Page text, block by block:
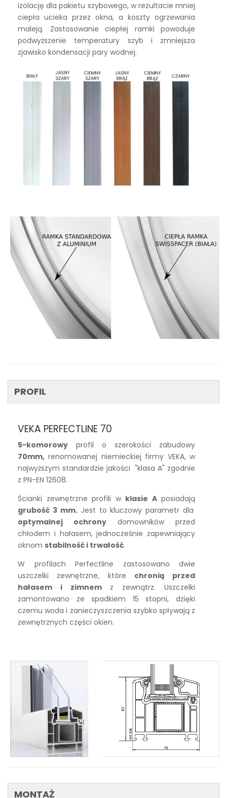
izolację dla pakietu szybowego, w rezultacie mniej
ciepła ucieka przez okna, a koszty ogrzewania
maleją. Zastosowanie ciepłej ramki powoduje
podwyższenie temperatury szyb i zmniejsza
zjawisko kondensacji pary wodnej.
PROFIL
VEKA PERFECTLINE 70
5-komorowy profil o szerokości zabudowy
70mm, renomowanej niemieckiej firmy VEKA, w
najwyższym standardzie jakości "klasa A" zgodnie
z PN-EN 12608.
Ścianki zewnętrzne profili w klasie Aposiadają
grubość 3 mm.Jest to kluczowy parametr dla
optymalnej ochrony domowników przed
chłodem i hałasem, jednocześnie zapewniający
oknom stabilność i trwałość.
W profilach Perfectline zastosowano dwie
uszczelki zewnętrzne, które chronią przed
hałasem i zimnemz zewnątrz. Uszczelki
zamontowano ze spadkiem 15 stopni, dzięki
czemu woda i zanieczyszczenia szybko spływają z
zewnętrznych części okien.
MONTAŻ